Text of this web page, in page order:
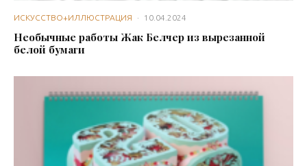
ИСКУССТВО+ИЛЛЮСТРАЦИЯ · 10.04.2024
Необычные работы Жак Белчер из вырезанной
белой бумаги